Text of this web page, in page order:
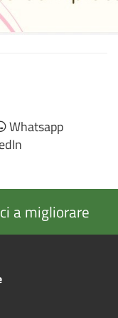
Whatsapp
a migliorare